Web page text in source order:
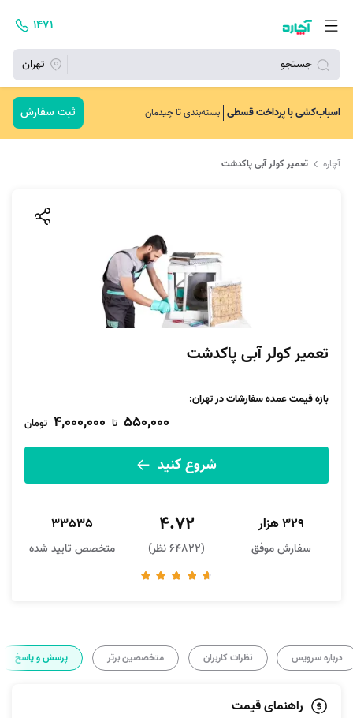
جستجو تهران
۱۴۷۱
اسباب‌کشی با پرداخت قسطی بسته‌بندی تا چیدمان ثبت سفارش
آچاره تعمیر کولر آبی پاکدشت
تعمیر کولر آبی پاکدشت
بازه قیمت عمده سفارشات در تهران:
550,000 تا 4,000,000 تومان
شروع کنید
329 هزار
سفارش موفق
4.72
(64822 نظر)
33535
متخصص تایید شده
درباره سرویس نظرات کاربران متخصصین برتر پرسش و پاسخ
راهنمای قیمت